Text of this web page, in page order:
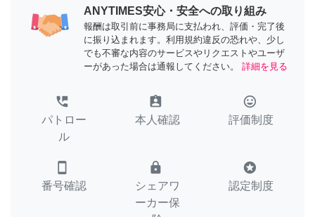
ANYTIMES安心・安全への取り組み
報酬は取引前に事務局に支払われ、評価・完了後
に振り込まれます。利用規約違反の恐れや、少し
でも不審な内容のサービスやリクエストやユーザ
ーがあった場合は通報してください。
詳細を見る
perm_phone_msg
パトロー
ル
assignment_ind
本人確認
tag_faces
評価制度
smartphone
番号確認
lock
シェアワ
ーカー保
stars
認定制度